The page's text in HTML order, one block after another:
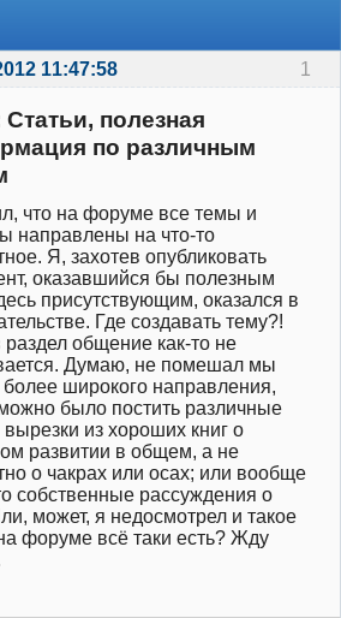
1
11:47:58
полезная
по различным
что на форуме все темы и
направлены на что-то
Я, захотев опубликовать
оказавшийся бы полезным
присутствующим, оказался в
Где создавать тему?!
общение как-то не
Думаю, не помешал мы
более широкого направления,
было постить различные
вырезки из хороших книг о
развитии в общем, а не
о чакрах или осах; или вообще
собственные рассуждения о
может, я недосмотрел и такое
форуме всё таки есть? Жду